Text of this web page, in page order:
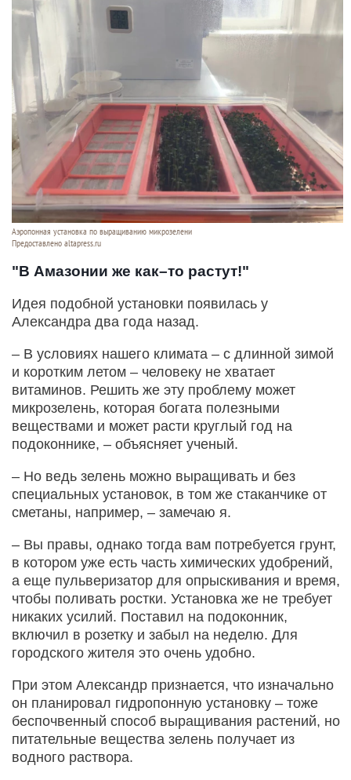
Аэропонная установка по выращиванию микрозелени
Предоставлено altapress.ru
"В Амазонии же как–то растут!"
Идея подобной установки появилась у
Александра два года назад.
– В условиях нашего климата – с длинной зимой
и коротким летом – человеку не хватает
витаминов. Решить же эту проблему может
микрозелень, которая богата полезными
веществами и может расти круглый год на
подоконнике, – объясняет ученый.
– Но ведь зелень можно выращивать и без
специальных установок, в том же стаканчике от
сметаны, например, – замечаю я.
– Вы правы, однако тогда вам потребуется грунт,
в котором уже есть часть химических удобрений,
а еще пульверизатор для опрыскивания и время,
чтобы поливать ростки. Установка же не требует
никаких усилий. Поставил на подоконник,
включил в розетку и забыл на неделю. Для
городского жителя это очень удобно.
При этом Александр признается, что изначально
он планировал гидропонную установку – тоже
беспочвенный способ выращивания растений, но
питательные вещества зелень получает из
водного раствора.